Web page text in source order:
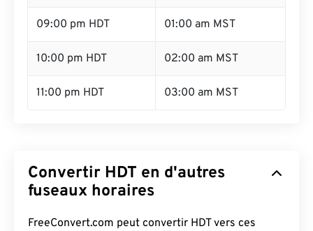
09:00 pm HDT 01:00 am MST
10:00 pm HDT 02:00 am MST
11:00 pm HDT 03:00 am MST
Convertir HDT en d'autres
fuseaux horaires
FreeConvert.com peut convertir HDT vers ces